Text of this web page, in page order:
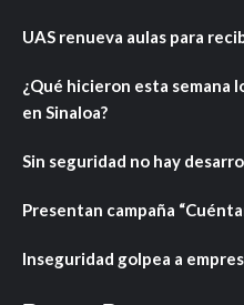
UAS renueva aulas para
¿Qué hicieron esta semana
en Sinaloa?
Sin seguridad no hay
Presentan campaña
Inseguridad golpea a